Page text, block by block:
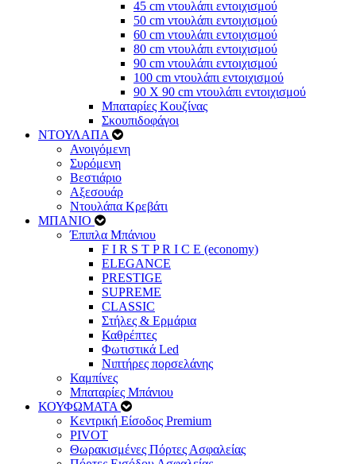
45 cm ντουλάπι εντοιχισμού
50 cm ντουλάπι εντοιχισμού
60 cm ντουλάπι εντοιχισμού
80 cm ντουλάπι εντοιχισμού
90 cm ντουλάπι εντοιχισμού
100 cm ντουλάπι εντοιχισμού
90 Χ 90 cm ντουλάπι εντοιχισμού
Μπαταρίες Κουζίνας
Σκουπιδοφάγοι
ΝΤΟΥΛΑΠΑ
Ανοιγόμενη
Συρόμενη
Βεστιάριο
Αξεσουάρ
Ντουλάπα Κρεβάτι
ΜΠΑΝΙΟ
Έπιπλα Μπάνιου
F I R S T P R I C E (economy)
ELEGANCE
PRESTIGE
SUPREME
CLASSIC
Στήλες & Ερμάρια
Καθρέπτες
Φωτιστικά Led
Νιπτήρες πορσελάνης
Καμπίνες
Μπαταρίες Μπάνιου
ΚΟΥΦΩΜΑΤΑ
Κεντρική Είσοδος Premium
PIVOT
Θωρακισμένες Πόρτες Ασφαλείας